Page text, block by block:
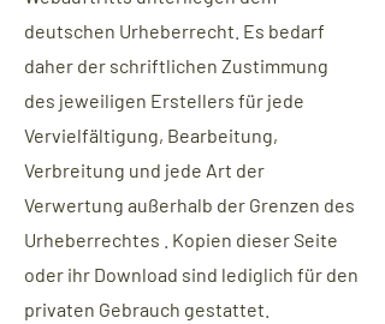
deutschen Urheberrecht. Es bedarf
daher der schriftlichen Zustimmung
des jeweiligen Erstellers für jede
Vervielfältigung, Bearbeitung,
Verbreitung und jede Art der
Verwertung außerhalb der Grenzen des
Urheberrechtes . Kopien dieser Seite
oder ihr Download sind lediglich für den
privaten Gebrauch gestattet.